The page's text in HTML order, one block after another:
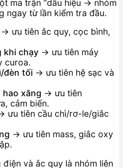
ma trận “dấu hiệu → nhóm
ngay từ lần kiểm tra đầu.
→ ưu tiên ắc quy, cọc bình,
khi chạy → ưu tiên máy
curoa.
đèn tối → ưu tiên hệ sạc và
hao xăng → ưu tiên
cảm biến.
ưu tiên cầu chì/rơ-le/giắc
→ ưu tiên mass, giắc oxy
điện và ắc quy là nhóm liên